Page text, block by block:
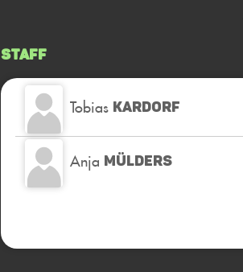
Staff
Tobias KARDORF
Anja MÜLDERS